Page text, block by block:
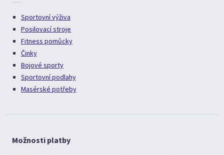
Sportovní výživa
Posilovací stroje
Fitness pomůcky
Činky
Bojové sporty
Sportovní podlahy
Masérské potřeby
Možnosti platby